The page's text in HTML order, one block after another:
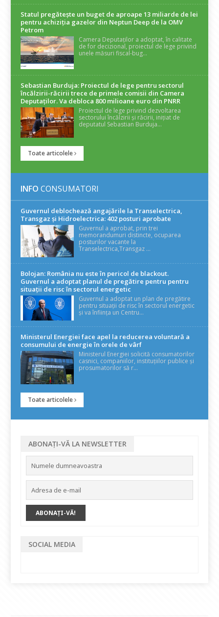
Statul pregătește un buget de aproape 13 miliarde de lei
pentru achiziția gazelor din Neptun Deep de la OMV
Petrom
Camera Deputaților a adoptat, în calitate
de for decizional, proiectul de lege privind
unele măsuri fiscal-bug...
Sebastian Burduja: Proiectul de lege pentru sectorul
încălzirii-răcirii trece de primele comisii din Camera
Deputaților. Va debloca 800 milioane euro din PNRR
Proiectul de lege privind dezvoltarea
sectorului încălzirii și răcirii, inițiat de
deputatul Sebastian Burduja...
Toate articolele
INFO CONSUMATORI
Guvernul deblochează angajările la Transelectrica,
Transgaz și Hidroelectrica: 402 posturi aprobate
Guvernul a aprobat, prin trei
memorandumuri distincte, ocuparea
posturilor vacante la
Transelectrica,Transgaz ...
Bolojan: România nu este în pericol de blackout.
Guvernul a adoptat planul de pregătire pentru pentru
situații de risc în sectorul energetic
Guvernul a adoptat un plan de pregătire
pentru situații de risc în sectorul energetic
și va înființa un Centru...
Ministerul Energiei face apel la reducerea voluntară a
consumului de energie în orele de vârf
Ministerul Energiei solicită consumatorilor
casnici, companiilor, instituțiilor publice și
prosumatorilor să r...
Toate articolele
ABONAȚI-VĂ LA NEWSLETTER
SOCIAL MEDIA